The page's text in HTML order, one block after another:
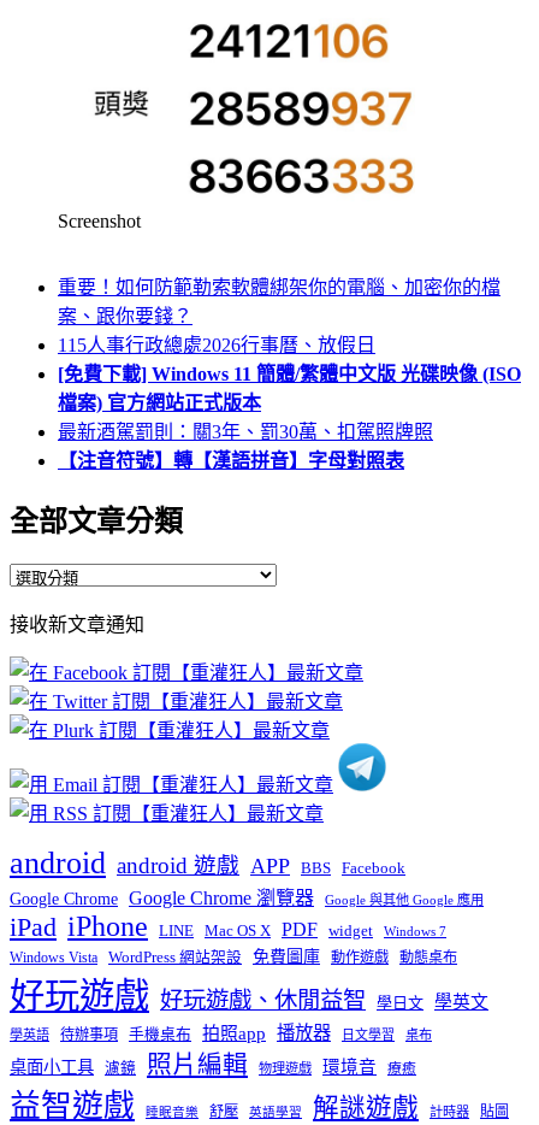
Screenshot
重要！如何防範勒索軟體綁架你的電腦、加密你的檔
案、跟你要錢？
115人事行政總處2026行事曆、放假日
[免費下載] Windows 11 簡體/繁體中文版 光碟映像 (ISO
檔案) 官方網站正式版本
最新酒駕罰則：關3年、罰30萬、扣駕照牌照
【注音符號】轉【漢語拼音】字母對照表
全部文章分類
全
文
章
分
類
接收新文章通知
android android 遊戲 APP BBS Facebook
Google Chrome Google Chrome 瀏覽器 Google 與其他 Google 應用
iPad iPhone LINE Mac OS X PDF widget Windows 7
Windows Vista WordPress 網站架設 免費圖庫 動作遊戲 動態桌布
好玩遊戲 好玩遊戲、休閒益智 學日文 學英文
學英語 待辦事項 手機桌布 拍照app 播放器 日文學習 桌布
桌面小工具 濾鏡 照片編輯 物理遊戲 環境音 療癒
益智遊戲 睡眠音樂 舒壓 英語學習 解謎遊戲 計時器
貼圖